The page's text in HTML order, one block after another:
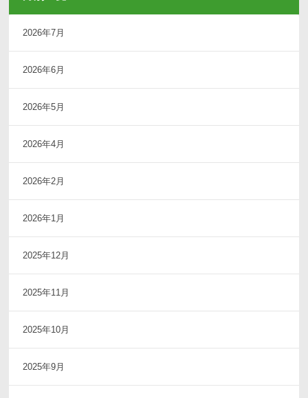
2026年7月
2026年6月
2026年5月
2026年4月
2026年2月
2026年1月
2025年12月
2025年11月
2025年10月
2025年9月